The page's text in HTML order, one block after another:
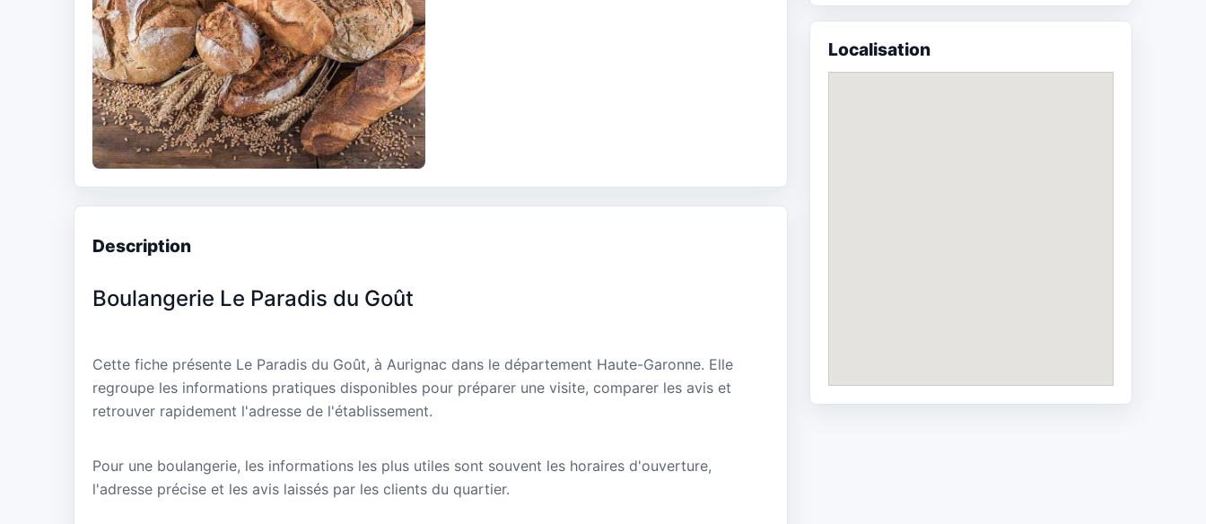
Description
Boulangerie Le Paradis du Goût
Cette fiche présente Le Paradis du Goût, à Aurignac dans le département Haute-Garonne. Elle
regroupe les informations pratiques disponibles pour préparer une visite, comparer les avis et
retrouver rapidement l'adresse de l'établissement.
Pour une boulangerie, les informations les plus utiles sont souvent les horaires d'ouverture,
l'adresse précise et les avis laissés par les clients du quartier.
Localisation